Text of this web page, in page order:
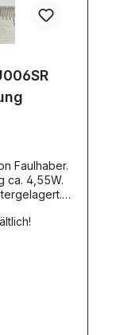
Faulhaber.
ca. 4,55W.
auf